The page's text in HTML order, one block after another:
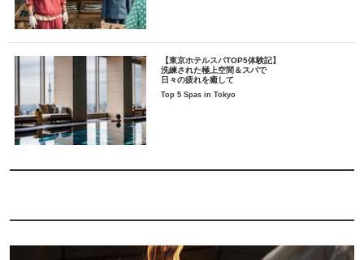
【東京ホテルスパTOP5体験記】
洗練された極上空間＆スパで
日々の疲れを癒して
Top 5 Spas in Tokyo